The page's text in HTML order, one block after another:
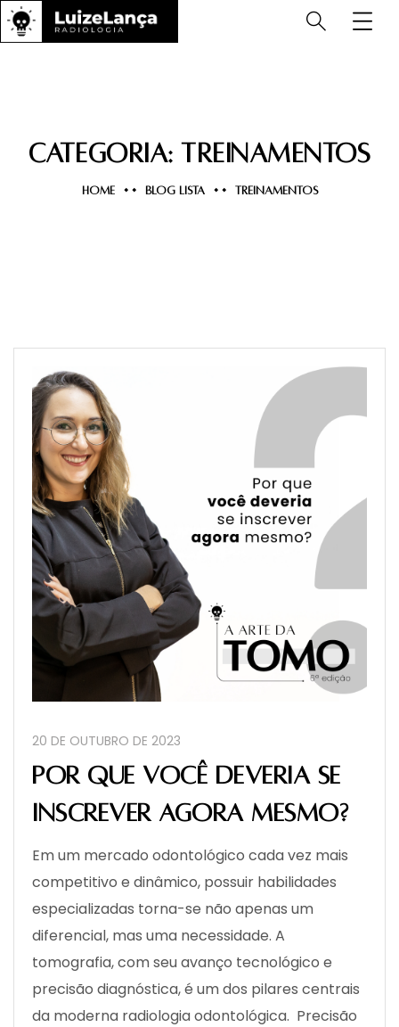
Categoria:Treinamentos
HOME BLOG LISTA TREINAMENTOS
20 DE OUTUBRO DE 2023
Por que você deveria se
inscrever agora mesmo?
Em um mercado odontológico cada vez mais
competitivo e dinâmico, possuir habilidades
especializadas torna-se não apenas um
diferencial, mas uma necessidade. A
tomografia, com seu avanço tecnológico e
precisão diagnóstica, é um dos pilares centrais
da moderna radiologia odontológica. Precisão